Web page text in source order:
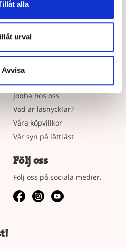
alla
urval
AvvisaOm oss
Jobba hos oss
Vad är läsnycklar?
Våra köpvillkor
Vår syn på lättläst
Följ oss
Följ oss på sociala medier.